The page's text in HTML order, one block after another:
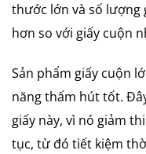
thước lớn và số lượng
hơn so với giấy cuộn
Sản phẩm giấy cuộn
năng thấm hút tốt.
giấy này, vì nó giảm
tục, từ đó tiết kiệm